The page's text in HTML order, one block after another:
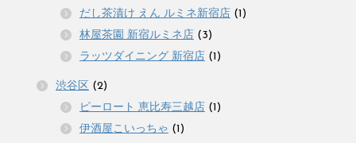
だし茶漬け えん ルミネ新宿店 (1)
林屋茶園 新宿ルミネ店 (3)
ラッツダイニング 新宿店 (1)
渋谷区 (2)
ピーロート 恵比寿三越店 (1)
伊酒屋こいっちゃ (1)